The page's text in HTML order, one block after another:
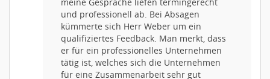
und professionell ab. Bei Absagen
kümmerte sich Herr Weber um ein
qualifiziertes Feedback. Man merkt, dass
er für ein professionelles Unternehmen
tätig ist, welches sich die Unternehmen
für eine Zusammenarbeit sehr gut